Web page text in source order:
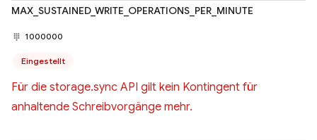
MAX_SUSTAINED_WRITE_OPERATIONS_PER_MINUTE
1000000
Eingestellt
Für die storage.sync API gilt kein Kontingent für
anhaltende Schreibvorgänge mehr.